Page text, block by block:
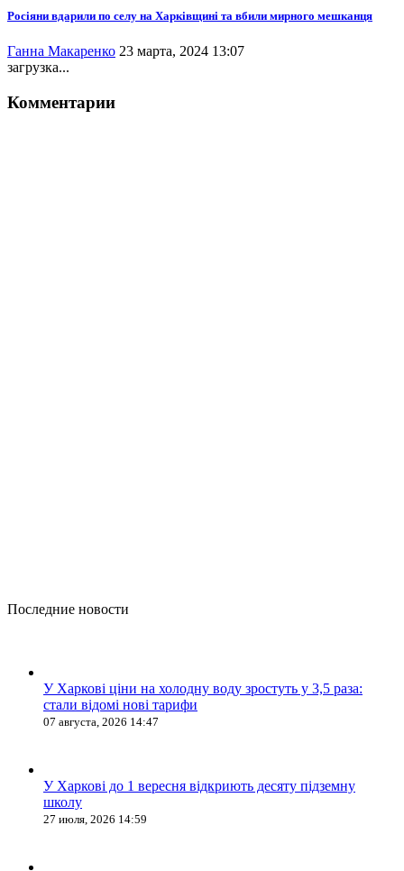
Росіяни вдарили по селу на Харківщині та вбили мирного мешканця
Ганна Макаренко 23 марта, 2024 13:07
загрузка...
Комментарии
Последние новости
У Харкові ціни на холодну воду зростуть у 3,5 раза:
стали відомі нові тарифи
07 августа, 2026 14:47
У Харкові до 1 вересня відкриють десяту підземну
школу
27 июля, 2026 14:59